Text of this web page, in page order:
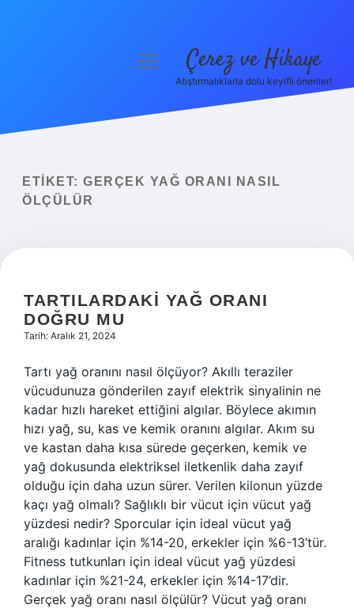
Yasal Uyarı
menüyü Çerez ve Hikaye
Atıştırmalıklarla dolu keyifli öneriler!
ETIKET: GERÇEK YAĞ ORANI NASIL
ÖLÇÜLÜR
TARTILARDAKI YAĞ ORANI
DOĞRU MU
Tarih: Aralık 21, 2024
Tartı yağ oranını nasıl ölçüyor? Akıllı teraziler
vücudunuza gönderilen zayıf elektrik sinyalinin ne
kadar hızlı hareket ettiğini algılar. Böylece akımın
hızı yağ, su, kas ve kemik oranını algılar. Akım su
ve kastan daha kısa sürede geçerken, kemik ve
yağ dokusunda elektriksel iletkenlik daha zayıf
olduğu için daha uzun sürer. Verilen kilonun yüzde
kaçı yağ olmalı? Sağlıklı bir vücut için vücut yağ
yüzdesi nedir? Sporcular için ideal vücut yağ
aralığı kadınlar için %14-20, erkekler için %6-13’tür.
Fitness tutkunları için ideal vücut yağ yüzdesi
kadınlar için %21-24, erkekler için %14-17’dir.
Gerçek yağ oranı nasıl ölçülür? Vücut yağ oranı